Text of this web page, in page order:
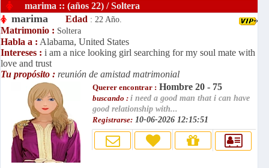
marima :: (años 22) / Soltera
marima Edad : 22 Año.
Matrimonio : Soltera
Habla a : Alabama, United States
Intereses : i am a nice looking girl searching for my soul mate with
love and trust
Tu propósito : reunión de amistad matrimonial
Querer encontrar : Hombre 20 - 75
buscando : i need a good man that i can have
good relationship with...
Registrarse: 10-06-2026 12:15:51